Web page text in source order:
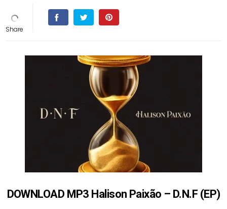
DOWNLOAD MP3 Halison Paixão – D.N.F (EP)